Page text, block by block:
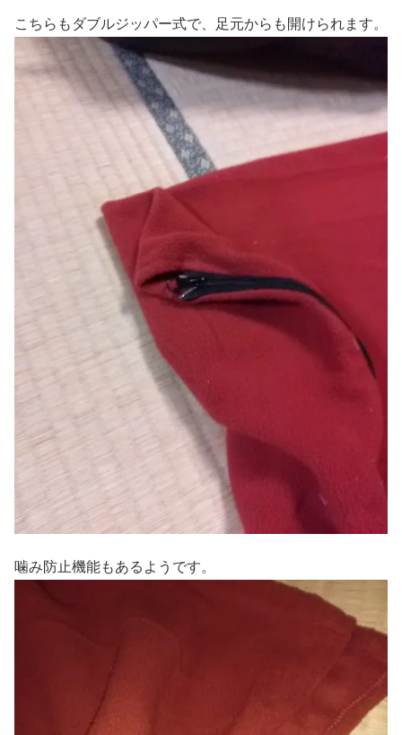
こちらもダブルジッパー式で、足元からも開けられます。
噛み防止機能もあるようです。